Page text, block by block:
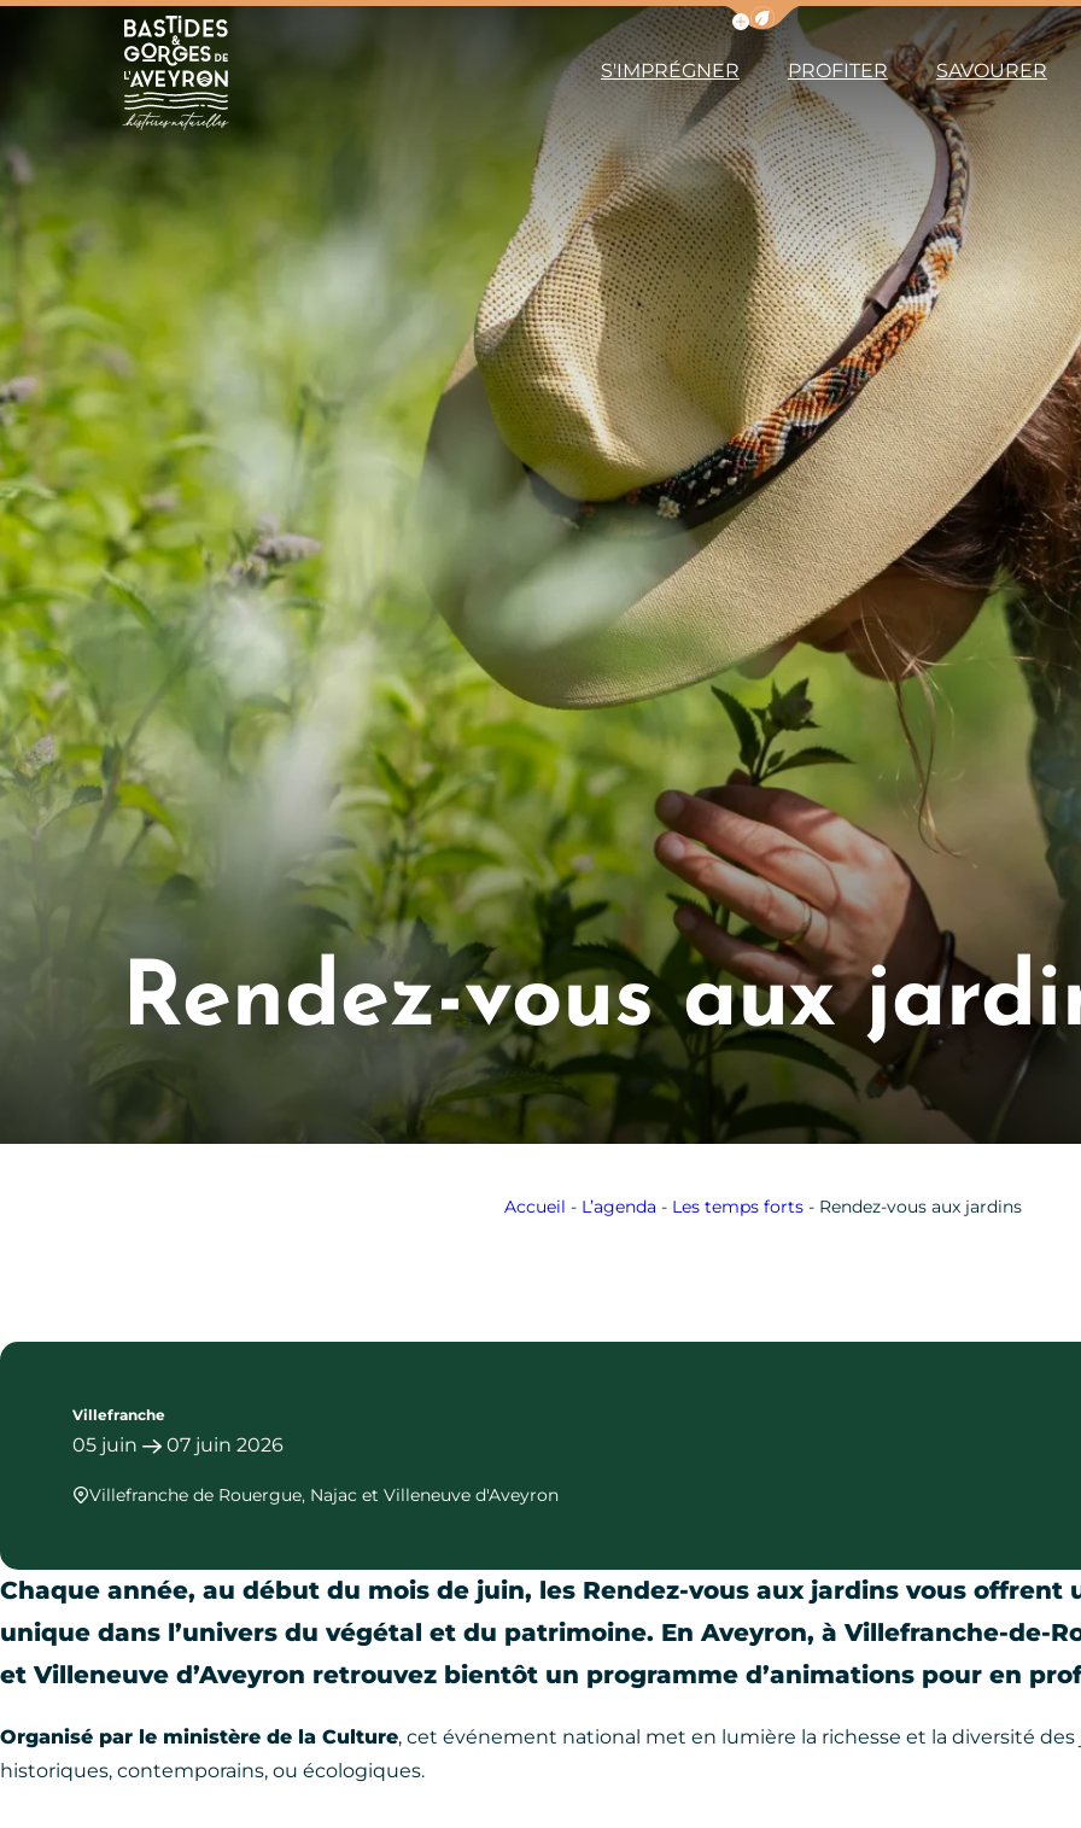
Afficher la barre de navigation du
Bastides et Gorges de l&#039;Aveyron
S'IMPRÉGNER PROFITER SAVOURER
Rendez-vous aux
Accueil - L’agenda - Les temps forts - Rendez-vous aux jardins
Villefranche
05 juin 07 juin 2026
Villefranche de Rouergue, Najac et Villeneuve d'Aveyron
Chaque année, au début du mois de juin, les Rendez-vous aux jardins vous offrent
unique dans l’univers du végétal et du patrimoine. En Aveyron, àVillefranche-de-
etVilleneuve d’Aveyron retrouvez bientôt un programme d’animations pour en
Organisé par le ministère de la Culture, cet événement national met en lumière la richesse et la diversité des
historiques, contemporains, ou écologiques.